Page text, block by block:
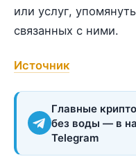
или услуг,
связанных с ними.
Источник
Главные
без воды — в
Telegram